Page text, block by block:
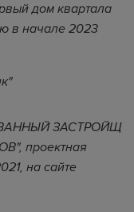
дом квартала
в начале 2023
ЗАС​Т​РОЙ​Щ​
проектная
на сайте